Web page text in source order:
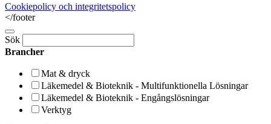
Cookiepolicy och integritetspolicy
</footer
Sök
Brancher
Mat & dryck
Läkemedel & Bioteknik - Multifunktionella Lösningar
Läkemedel & Bioteknik - Engångslösningar
Verktyg